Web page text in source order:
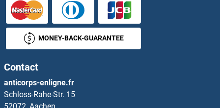
CHRNA7 Anticorps
CHRNA9 Anticorps
CHRNB1 Anticorps
CHRNB2 Anticorps
MONEY-BACK-GUARANTEE
Contact
anticorps-enligne.fr
Schloss-Rahe-Str. 15